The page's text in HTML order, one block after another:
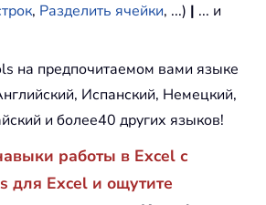
, Разделить ячейки, ...) | ... и
на предпочитаемом вами языке
Испанский, Немецкий,
и более40 других языков!
работы в Excel с
для Excel и ощутите